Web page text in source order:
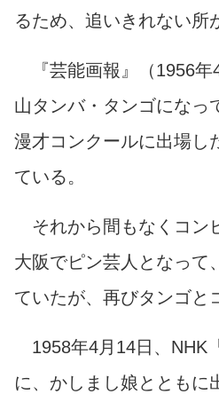
るため、追いきれない所
『芸能画報』（1956年
山タンバ・タンゴになっ
漫才コンクールに出場し
ている。
それから間もなくコン
大阪でピン芸人となって
ていたが、再びタンゴと
1958年4月14日、NHK
に、かしまし娘とともに